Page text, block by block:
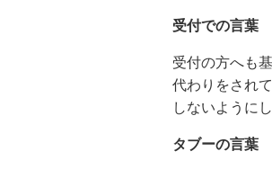
受付での言葉
受付の方へも
代わりをされ
しないように
タブーの言葉